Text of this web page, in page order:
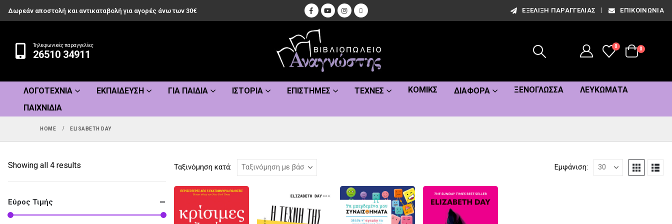
Δωρεάν αποστολή και αντικαταβολή για αγορές άνω των 30€ ΕΞΈΛΙΞΗ ΠΑΡΑΓΓΕΛΊΑΣ ΕΠΙΚΟΙΝΩΝΊΑ
Τηλεφωνικές παραγγελίες
26510 34911
0
0
ΛΟΓΟΤΕΧΝΊΑ ΕΚΠΑΊΔΕΥΣΗ ΓΙΑ ΠΑΙΔΙΆ ΙΣΤΟΡΊΑ ΕΠΙΣΤΉΜΕΣ ΤΈΧΝΕΣ ΚΌΜΙΚΣ ΔΙΆΦΟΡΑ ΞΕΝΌΓΛΩΣΣΑ
ΛΕΥΚΏΜΑΤΑ
ΠΑΙΧΝΊΔΙΑ
HOME ELISABETH DAY
Ταξινόμηση κατά: Εμφάνιση:
Showing all 4 results
Εύρος Τιμής